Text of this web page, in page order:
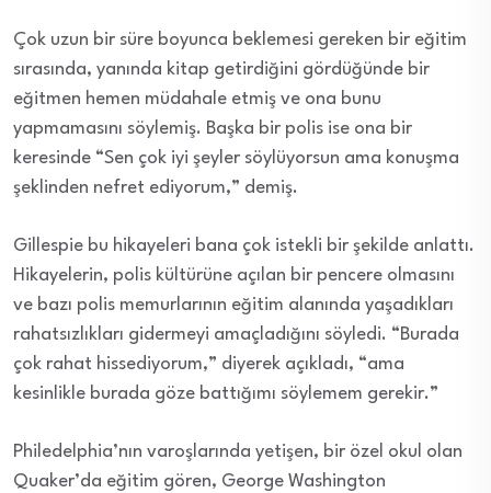
Çok uzun bir süre boyunca beklemesi gereken bir eğitim
sırasında, yanında kitap getirdiğini gördüğünde bir
eğitmen hemen müdahale etmiş ve ona bunu
yapmamasını söylemiş. Başka bir polis ise ona bir
keresinde “Sen çok iyi şeyler söylüyorsun ama konuşma
şeklinden nefret ediyorum,” demiş.
Gillespie bu hikayeleri bana çok istekli bir şekilde anlattı.
Hikayelerin, polis kültürüne açılan bir pencere olmasını
ve bazı polis memurlarının eğitim alanında yaşadıkları
rahatsızlıkları gidermeyi amaçladığını söyledi. “Burada
çok rahat hissediyorum,” diyerek açıkladı, “ama
kesinlikle burada göze battığımı söylemem gerekir.”
Philedelphia’nın varoşlarında yetişen, bir özel okul olan
Quaker’da eğitim gören, George Washington